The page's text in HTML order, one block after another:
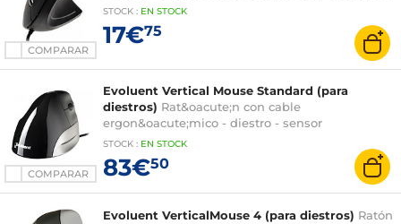
COMPARAR
STOCK : EN STOCK
17€75
COMPARAR
Evoluent Vertical Mouse Standard (para
diestros) Rat&oacute;n con cable
ergon&oacute;mico - diestro - sensor
&oacute;ptico 2600 dpi - 3 botones programables
STOCK : EN STOCK
83€50
Evoluent VerticalMouse 4 (para diestros) Ratón